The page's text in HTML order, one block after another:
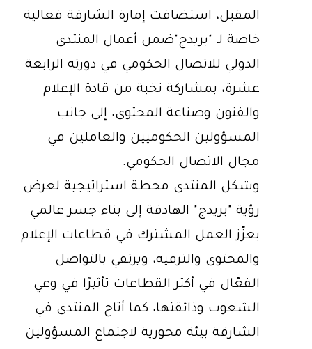
المقبل، استضافت إمارة الشارقة فعالية
خاصة لـ "بريدج"ضمن أعمال المنتدى
الدولي للاتصال الحكومي في دورته الرابعة
عشرة، بمشاركة نخبة من قادة الإعلام
والفنون وصناعة المحتوى، إلى جانب
المسؤولين الحكوميين والعاملين في
مجال الاتصال الحكومي.
وشكل المنتدى محطة استراتيجية لعرض
رؤية "بريدج" الهادفة إلى بناء جسر عالمي
يعزّز العمل المشترك في قطاعات الإعلام
والمحتوى والترفيه، ويرتقي بالتواصل
الفعّال في أكثر القطاعات تأثيرًا في وعي
الشعوب وذائقتها، كما أتاح المنتدى في
الشارقة بيئة محورية لاجتماع المسؤولين